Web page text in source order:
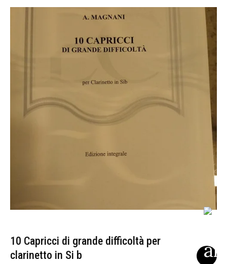
10 Capricci di grande difficoltà per
clarinetto in Si b